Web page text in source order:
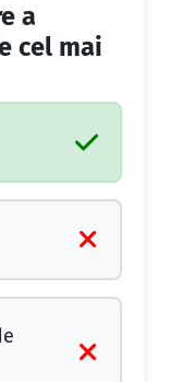
a
cel mai